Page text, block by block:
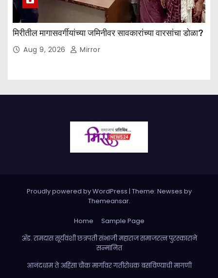
मिरीतील मागासवर्गीयांच्या जमिनीवर सावकारांच्या वारसांचा डोळा?
Aug 9, 2026 Mirror
Proudly powered by WordPress | Theme: Newses by
Themeansar.
Home
Sample Page
ॲड. रामदास सूर्यवंशी छत्रपती संभाजी महाराज समाजरत्न पुरस्काराने
सन्मानित
आनंदधाम ते अहिंसा चौक मार्गावर गतीरोधक बसविण्याची मागणी